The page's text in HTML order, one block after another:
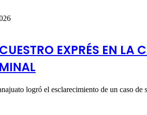
EXPRÉS EN
logró el esclarecimiento de un caso